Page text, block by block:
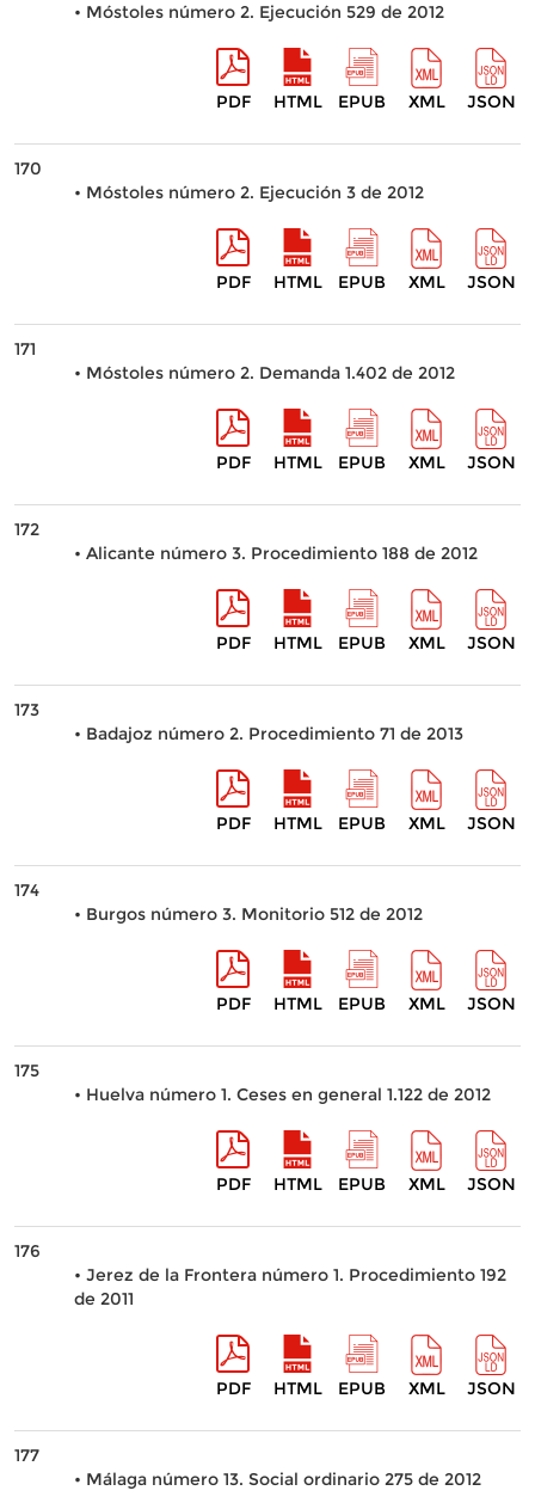
• Móstoles número 2. Ejecución 529 de 2012
PDF HTML EPUB XML JSON
170
• Móstoles número 2. Ejecución 3 de 2012
PDF HTML EPUB XML JSON
171
• Móstoles número 2. Demanda 1.402 de 2012
PDF HTML EPUB XML JSON
172
• Alicante número 3. Procedimiento 188 de 2012
PDF HTML EPUB XML JSON
173
• Badajoz número 2. Procedimiento 71 de 2013
PDF HTML EPUB XML JSON
174
• Burgos número 3. Monitorio 512 de 2012
PDF HTML EPUB XML JSON
175
• Huelva número 1. Ceses en general 1.122 de 2012
PDF HTML EPUB XML JSON
176
• Jerez de la Frontera número 1. Procedimiento 192
de 2011
PDF HTML EPUB XML JSON
177
• Málaga número 13. Social ordinario 275 de 2012